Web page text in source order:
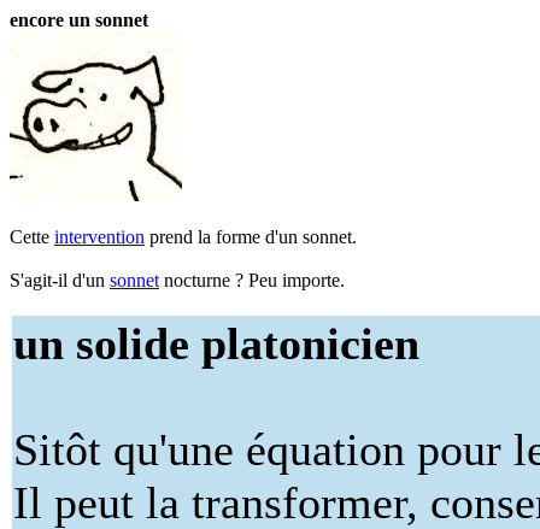
encore un sonnet
Cette intervention prend la forme d'un sonnet.
S'agit-il d'un sonnet nocturne ? Peu importe.
un solide platonicien
Sitôt qu'une équation pour
Il peut la transformer,